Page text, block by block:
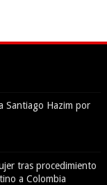
Santiago Hazim por
tras procedimiento
a Colombia